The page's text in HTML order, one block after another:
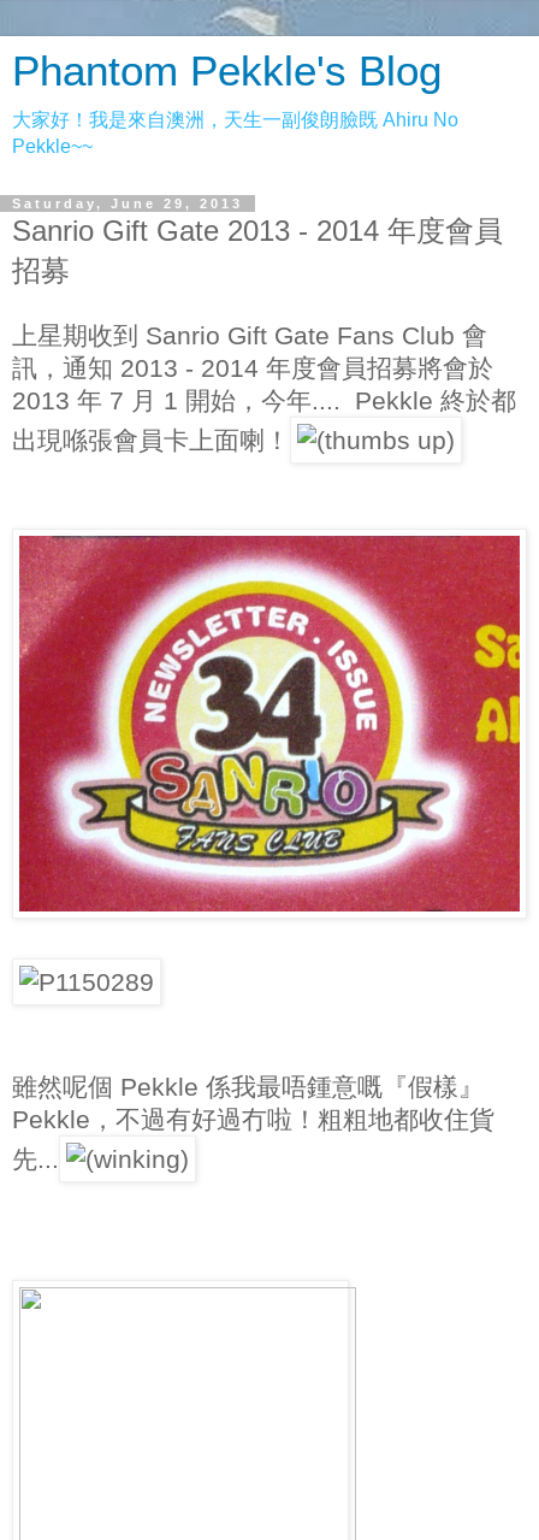
Phantom Pekkle's Blog
大家好！我是來自澳洲，天生一副俊朗臉既 Ahiru No
Pekkle~~
Saturday, June 29, 2013
Sanrio Gift Gate 2013 - 2014 年度會員
招募
上星期收到 Sanrio Gift Gate Fans Club 會
訊，通知 2013 - 2014 年度會員招募將會於
2013 年 7 月 1 開始，今年.... Pekkle 終於都
出現喺張會員卡上面喇！
雖然呢個 Pekkle 係我最唔鍾意嘅『假樣』
Pekkle，不過有好過冇啦！粗粗地都收住貨
先...